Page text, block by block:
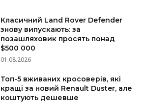
Класичний Land Rover Defender
знову випускають: за
позашляховик просять понад
$500 000
01.08.2026
Топ-5 вживаних кросоверів, які
кращі за новий Renault Duster, але
коштують дешевше